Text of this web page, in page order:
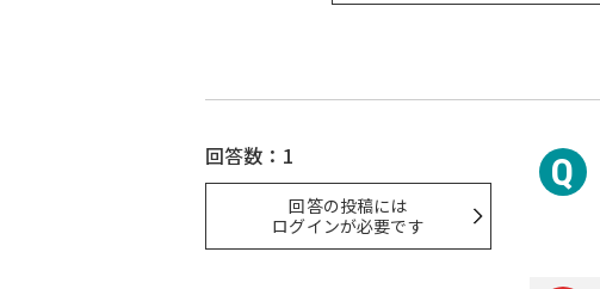
回答数：1
回答の投稿には
ログインが必要です